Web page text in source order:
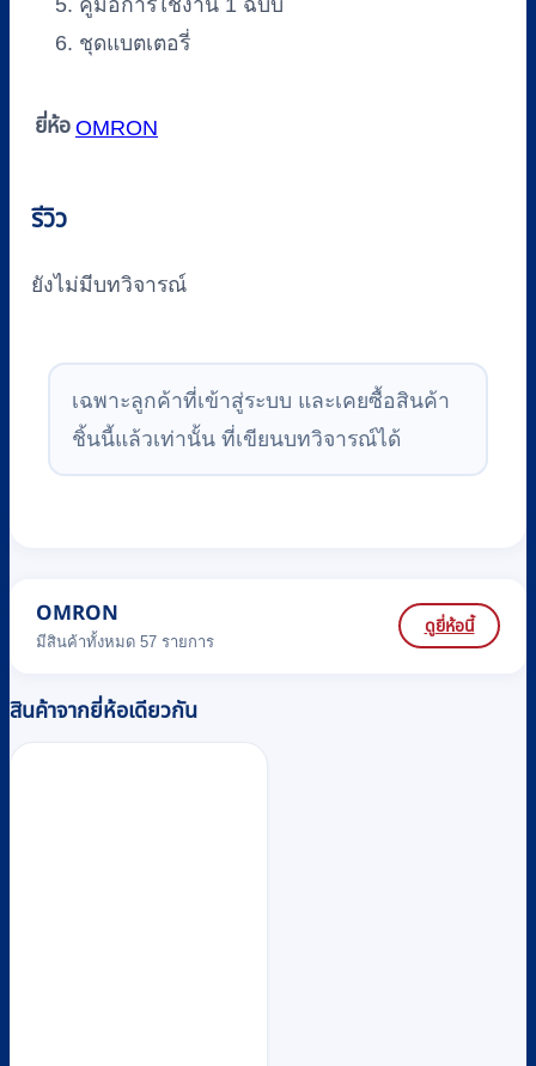
คู่มือการใช้งาน 1 ฉบับ
ชุดแบตเตอรี่
ยี่ห้อ OMRON
รีวิว
ยังไม่มีบทวิจารณ์
เฉพาะลูกค้าที่เข้าสู่ระบบ และเคยซื้อสินค้า
ชิ้นนี้แล้วเท่านั้น ที่เขียนบทวิจารณ์ได้
OMRON
มีสินค้าทั้งหมด 57 รายการ
ดูยี่ห้อนี้
สินค้าจากยี่ห้อเดียวกัน